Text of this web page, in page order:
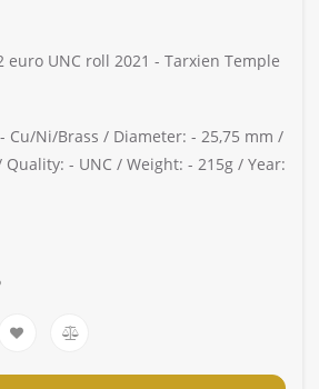
euro UNC roll 2021 - Tarxien Temple
Cu/Ni/Brass / Diameter: - 25,75 mm /
Quality: - UNC / Weight: - 215g / Year: